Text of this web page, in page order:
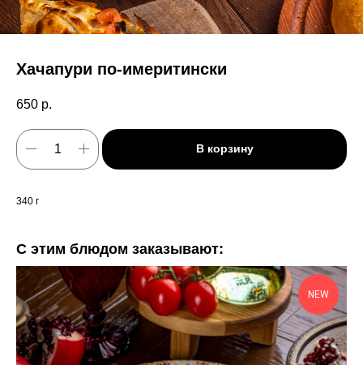
Хачапури по-имеритински
650 р.
В корзину
340 г
С этим блюдом заказывают:
NEW